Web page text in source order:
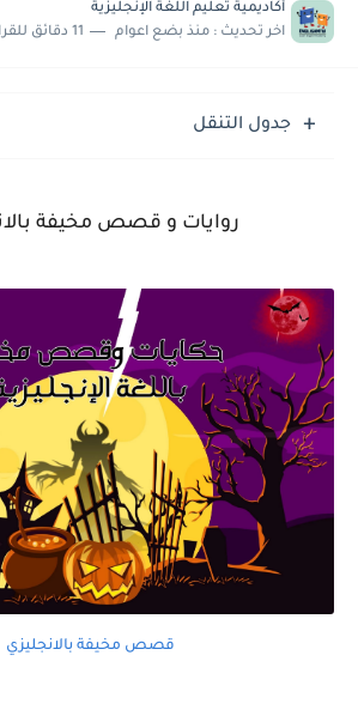
أكاديمية تعليم اللغة الإنجليزية
اخر تحديث : منذ بضع اعوام 11 دقائق للقراءة
جدول التنقل
روايات و قصص مخيفة
قصص مخيفة بالانجليزي